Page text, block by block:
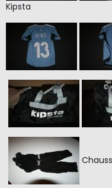
Kipsta